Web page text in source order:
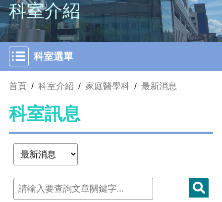
科室介紹
科室選單
首頁 / 科室介紹 / 家庭醫學科 / 最新消息
科室訊息